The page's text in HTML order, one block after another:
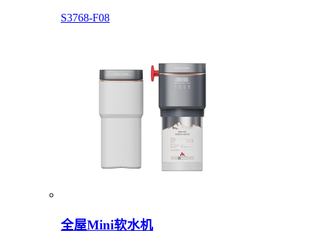
S3768-F08
全屋Mini软水机